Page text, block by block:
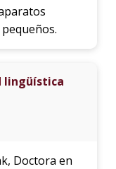
lingüística
Doctora en